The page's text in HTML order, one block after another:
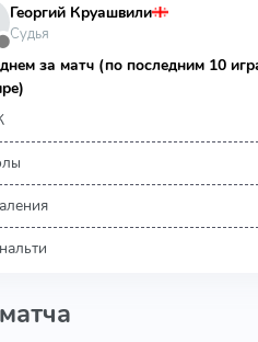
Георгий Круашвили
Судья
за матч (по последним 10